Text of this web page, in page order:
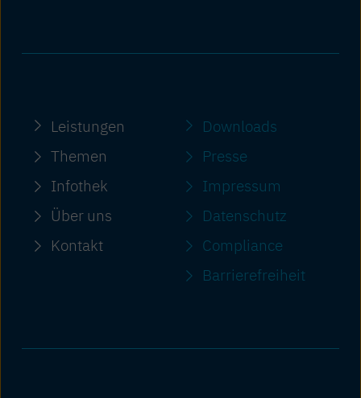
Leistungen
Themen
Infothek
Über uns
Kontakt
Downloads
Presse
Impressum
Datenschutz
Compliance
Barriere­freiheit